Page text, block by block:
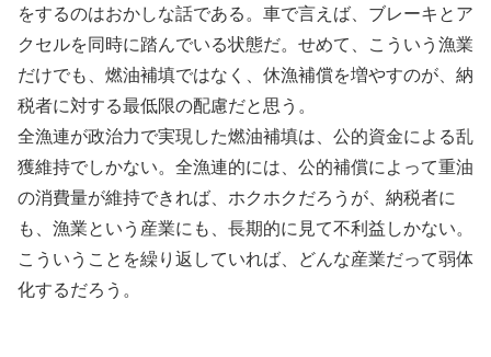
をするのはおかしな話である。車で言えば、ブレーキとア
クセルを同時に踏んでいる状態だ。せめて、こういう漁業
だけでも、燃油補填ではなく、休漁補償を増やすのが、納
税者に対する最低限の配慮だと思う。
全漁連が政治力で実現した燃油補填は、公的資金による乱
獲維持でしかない。全漁連的には、公的補償によって重油
の消費量が維持できれば、ホクホクだろうが、納税者に
も、漁業という産業にも、長期的に見て不利益しかない。
こういうことを繰り返していれば、どんな産業だって弱体
化するだろう。